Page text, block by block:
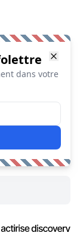
dans votre